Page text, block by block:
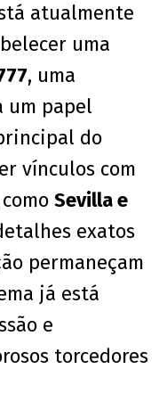
atualmente
uma
, uma
um papel
do
vínculos com
Sevilla e
exatos
permaneçam
já está
e
torcedores